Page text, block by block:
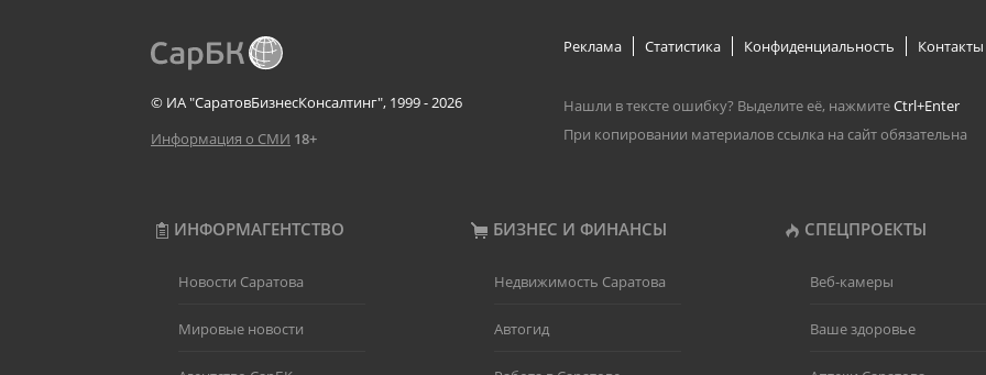
© ИА "СаратовБизнесКонсалтинг", 1999 - 2026
Информация о СМИ 18+
Реклама Статистика Конфиденциальность Контакты
Нашли в тексте ошибку? Выделите её, нажмитеCtrl+Enter
При копировании материалов ссылка на сайт обязательна
ИНФОРМАГЕНТСТВО БИЗНЕС И ФИНАНСЫ СПЕЦПРОЕКТЫ
Новости Саратова
Мировые новости
Недвижимость Саратова
Автогид
Веб-камеры
Ваше здоровье